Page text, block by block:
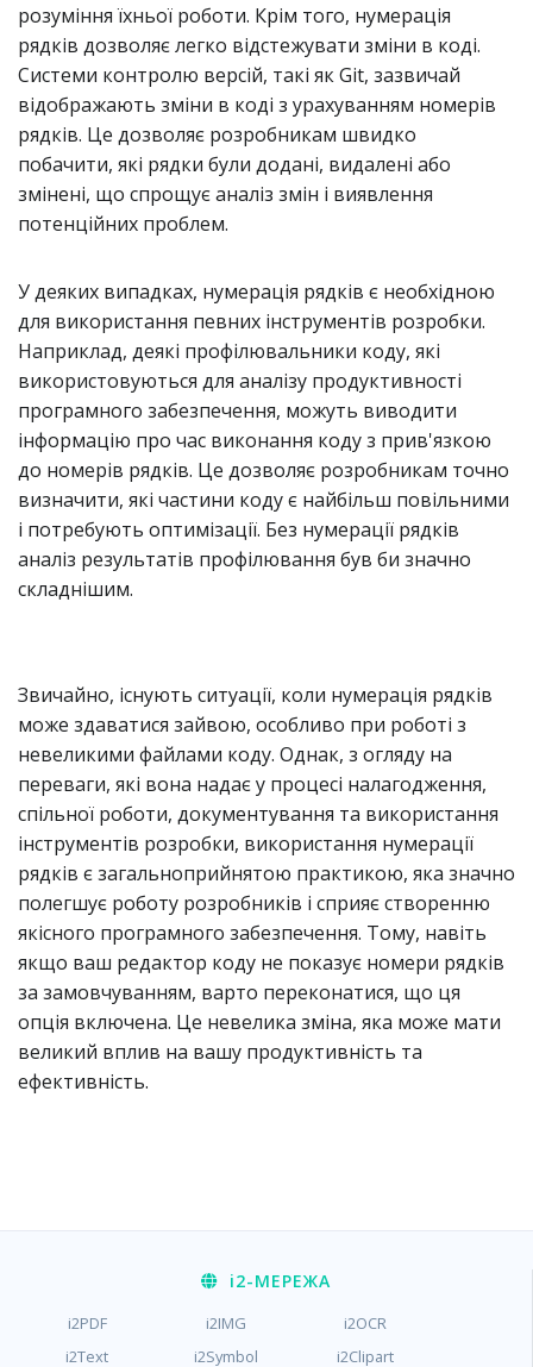
розуміння їхньої роботи. Крім того, нумерація
рядків дозволяє легко відстежувати зміни в коді.
Системи контролю версій, такі як Git, зазвичай
відображають зміни в коді з урахуванням номерів
рядків. Це дозволяє розробникам швидко
побачити, які рядки були додані, видалені або
змінені, що спрощує аналіз змін і виявлення
потенційних проблем.
У деяких випадках, нумерація рядків є необхідною
для використання певних інструментів розробки.
Наприклад, деякі профілювальники коду, які
використовуються для аналізу продуктивності
програмного забезпечення, можуть виводити
інформацію про час виконання коду з прив'язкою
до номерів рядків. Це дозволяє розробникам точно
визначити, які частини коду є найбільш повільними
і потребують оптимізації. Без нумерації рядків
аналіз результатів профілювання був би значно
складнішим.
Звичайно, існують ситуації, коли нумерація рядків
може здаватися зайвою, особливо при роботі з
невеликими файлами коду. Однак, з огляду на
переваги, які вона надає у процесі налагодження,
спільної роботи, документування та використання
інструментів розробки, використання нумерації
рядків є загальноприйнятою практикою, яка значно
полегшує роботу розробників і сприяє створенню
якісного програмного забезпечення. Тому, навіть
якщо ваш редактор коду не показує номери рядків
за замовчуванням, варто переконатися, що ця
опція включена. Це невелика зміна, яка може мати
великий вплив на вашу продуктивність та
ефективність.
i2-МЕРЕЖА
i2PDF i2IMG
i2OCR
i2Text
i2Symbol i2Clipart